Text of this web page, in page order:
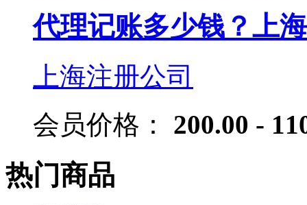
代理记账多少钱？上
上海注册公司
会员价格： 200.00 -
热门商品